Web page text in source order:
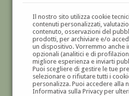
Il nostro sito utilizza cookie
contenuti personalizzati,
contenuto, osservazioni del
prodotti, per archiviare e/o
un dispositivo. Vorremmo anche
opzionali (analitici e di
migliore esperienza e inviarti
Puoi scegliere di gestire le tue
selezionare o rifiutare tutti i
personalizza. Puoi accedere alla
Informativa sulla Privacy per
GALLERIAD'ARTE
DIPINTI E